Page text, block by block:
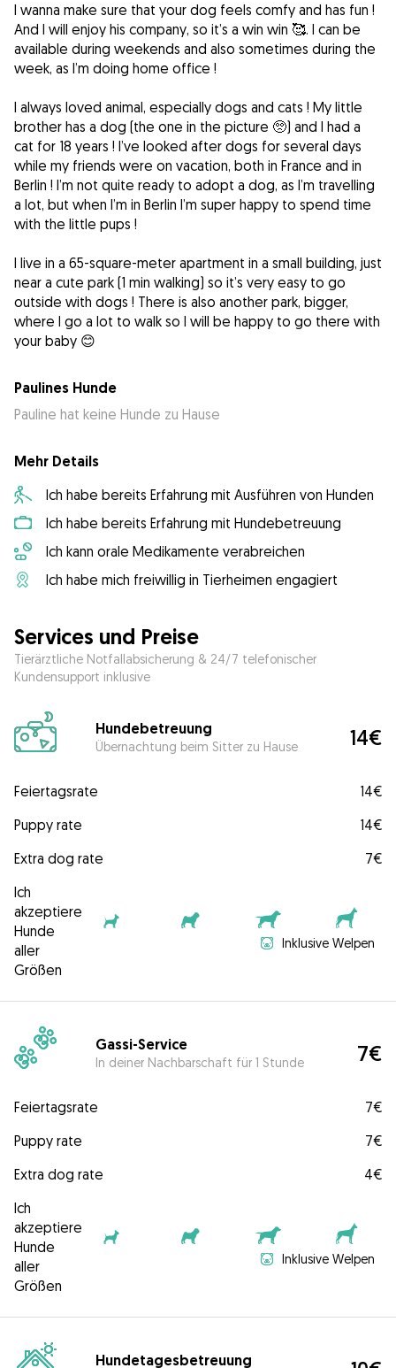
I wanna make sure that your dog feels comfy and has fun !
And I will enjoy his company, so it’s a win win 🥰. I can be
available during weekends and also sometimes during the
week, as I’m doing home office !
I always loved animal, especially dogs and cats ! My little
brother has a dog (the one in the picture 🥺) and I had a
cat for 18 years ! I’ve looked after dogs for several days
while my friends were on vacation, both in France and in
Berlin ! I’m not quite ready to adopt a dog, as I’m travelling
a lot, but when I’m in Berlin I’m super happy to spend time
with the little pups !
I live in a 65-square-meter apartment in a small building, just
near a cute park (1 min walking) so it’s very easy to go
outside with dogs ! There is also another park, bigger,
where I go a lot to walk so I will be happy to go there with
your baby 😊
Paulines Hunde
Pauline hat keine Hunde zu Hause
Mehr Details
Ich habe bereits Erfahrung mit Ausführen von Hunden
Ich habe bereits Erfahrung mit Hundebetreuung
Ich kann orale Medikamente verabreichen
Ich habe mich freiwillig in Tierheimen engagiert
Services und Preise
Tierärztliche Notfallabsicherung & 24/7 telefonischer
Kundensupport inklusive
Hundebetreuung
Übernachtung beim Sitter zu Hause 14€
Feiertagsrate
14€
Puppy rate
14€
Extra dog rate
7€
Ich
akzeptiere
Hunde
aller
Größen
Inklusive Welpen
Gassi-Service
In deiner Nachbarschaft für 1 Stunde 7€
Feiertagsrate
7€
Puppy rate
7€
Extra dog rate
4€
Ich
akzeptiere
Hunde
aller
Größen
Inklusive Welpen
Hundetagesbetreuung